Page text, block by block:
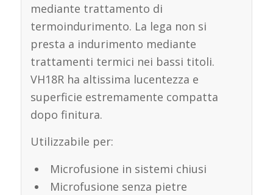
mediante trattamento di
termoindurimento. La lega non si
presta a indurimento mediante
trattamenti termici nei bassi titoli.
VH18R ha altissima lucentezza e
superficie estremamente compatta
dopo finitura.
Utilizzabile per:
Microfusione in sistemi chiusi
Microfusione senza pietre